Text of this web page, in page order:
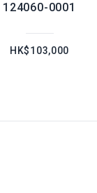
124060-0001
HK$103,000